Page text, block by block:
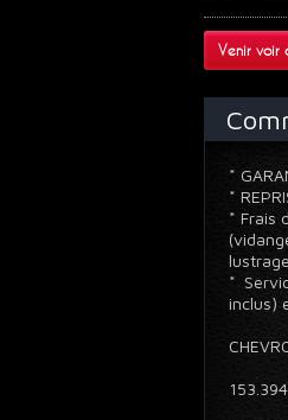
Venir voir
*
*
* Frais
*
inclus)